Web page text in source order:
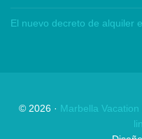
El nuevo decreto de alquiler
© 2026· Marbella Vacation